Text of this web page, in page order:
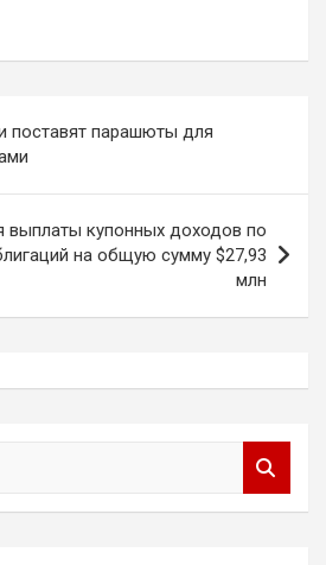
поставят парашюты для
выплаты купонных доходов по
на общую сумму $27,93
млн